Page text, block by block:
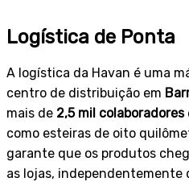
Logística de Ponta
A logística da Havan é uma
centro de distribuição em
mais de 2,5 mil colaboradores
como esteiras de oito
garante que os produtos
as lojas, independentemente